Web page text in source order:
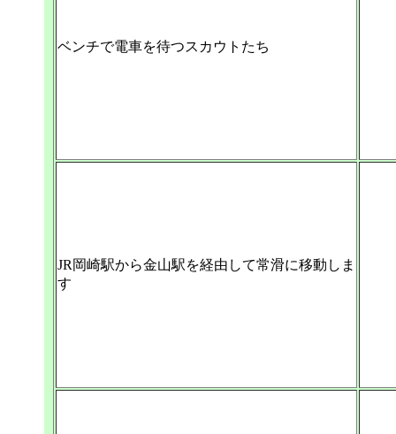
ベンチで電車を待つスカウトたち
JR岡崎駅から金山駅を経由して常滑に移動しま
す